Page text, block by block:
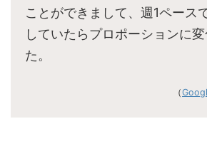
ことができまして、週1ペース
していたらプロポーションに
た。
（